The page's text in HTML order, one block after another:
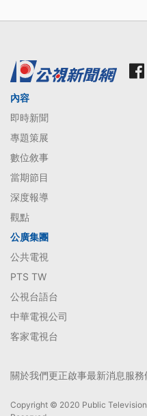
內容
即時新聞
專題策展
數位敘事
當期節目
深度報導
觀點
公廣集團
公共電視
PTS TW
公視台語台
中華電視公司
客家電視台
關於我們更正啟事最新消息服務
Copyright © 2020 Public